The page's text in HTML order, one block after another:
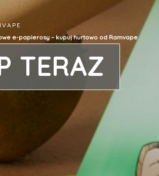
e-papierosy – kupuj hurtowo od Ramvape
TERAZ